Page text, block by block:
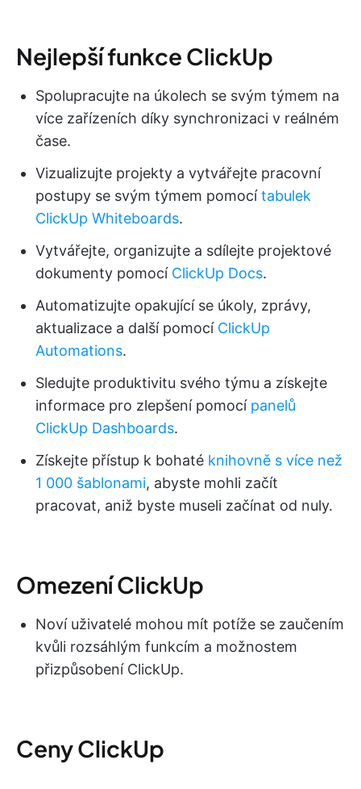
Nejlepší funkce ClickUp
Spolupracujte na úkolech se svým týmem na
více zařízeních díky synchronizaci v reálném
čase.
Vizualizujte projekty a vytvářejte pracovní
postupy se svým týmem pomocítabulek
ClickUp Whiteboards.
Vytvářejte, organizujte a sdílejte projektové
dokumenty pomocí ClickUp Docs.
Automatizujte opakující se úkoly, zprávy,
aktualizace a další pomocí ClickUp
Automations.
Sledujte produktivitu svého týmu a získejte
informace pro zlepšení pomocí panelů
ClickUp Dashboards.
Získejte přístup k bohaté knihovně s více než
1 000 šablonami, abyste mohli začít
pracovat, aniž byste museli začínat od nuly.
Omezení ClickUp
Noví uživatelé mohou mít potíže se zaučením
kvůli rozsáhlým funkcím a možnostem
přizpůsobení ClickUp.
Ceny ClickUp